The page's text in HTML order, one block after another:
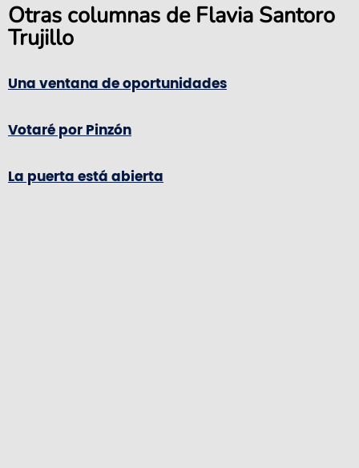
Otras columnas de Flavia Santoro
Trujillo
Una ventana de oportunidades
Votaré por Pinzón
La puerta está abierta